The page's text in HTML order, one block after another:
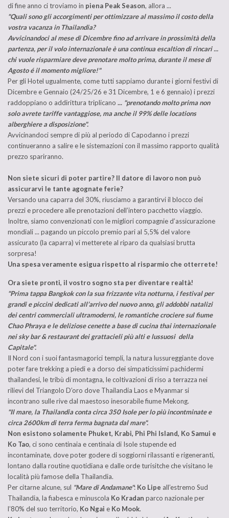
di fine anno ci troviamo in piena Peak Season, allora ...
"Quali sono gli accorgimenti per ottimizzare al massimo il costo della
vostra vacanza in Thailandia?
Avvicinandoci al mese di Dicembre fino ad arrivare in prossimità della
partenza, per il volo internazionale è una continua escaltion di rincari ...
chi vuole risparmiare deve prenotare molto prima, durante il mese di
Agosto é il momento migliore!"
Per gli Hotel ugualmente, come tutti sappiamo durante i giorni festivi di
Dicembre e Gennaio (24/25/26 e 31 Dicembre, 1 e 6 gennaio) i prezzi
raddoppiano o addirittura triplicano ... "prenotando molto prima non
solo avrete tariffe vantaggiose, ma anche il 99% delle locations
alberghiere a disposizione".
Avvicinandoci sempre di più al periodo di Capodanno i prezzi
continueranno a salire e le sistemazioni con il massimo rapporto qualità
prezzo spariranno.
Non siete sicuri di poter partire? Il datore di lavoro non può
assicurarvi le tante agognate ferie?
Versando una caparra del 30%, riusciamo a garantirvi il blocco dei
prezzi e procedere alle prenotazioni dell’intero pacchetto viaggio.
Inoltre, siamo convenzionati con le migliori compagnie d’assicurazione
mondiali ... pagando un piccolo premio pari al 5,5% del valore
assicurato (la caparra) vi metterete al riparo da qualsiasi brutta
sorpresa!
Una spesa veramente esigua rispetto al risparmio che otterrete!
Ora siete pronti, il vostro sogno sta per diventare realtà!
"Prima tappa Bangkok con la sua frizzante vita notturna, i festival per
grandi e piccini dedicati all’arrivo del nuovo anno, gli addobbi natalizi
dei centri commerciali ultramoderni, le romantiche crociere sul fiume
Chao Phraya e le deliziose cenette a base di cucina thai internazionale
nei sky bar & restaurant dei grattacieli più alti e lussuosi della
Capitale".
Il Nord con i suoi fantasmagorici templi, la natura lussureggiante dove
poter fare trekking a piedi e a dorso dei simpaticissimi pachidermi
thailandesi, le tribù di montagna, le coltivazioni di riso a terrazza nei
rilievi del Triangolo D’oro dove Thailandia Laos e Myanmar si
incontrano sulle rive dal maestoso inesorabile fiume Mekong.
"Il mare, la Thailandia conta circa 350 Isole per lo più incontminate e
circa 2600km di terra ferma bagnata dal mare".
Non esistono solamente Phuket, Krabi, Phi Phi Island, Ko Samui e
Ko Tao, ci sono centinaia e centinaia di Isole stupende ed
incontaminate, dove poter godere di soggiorni rilassanti e rigeneranti,
lontano dalla routine quotidiana e dalle orde turisitche che visitano le
località più famose della Thailandia.
Per citarne alcune, sul "Mare di Andamane": Ko Lipe all’estremo Sud
Thailandia, la fiabesca e minuscola Ko Kradan parco nazionale per
l’80% del suo territorio, Ko Ngai e Ko Mook.